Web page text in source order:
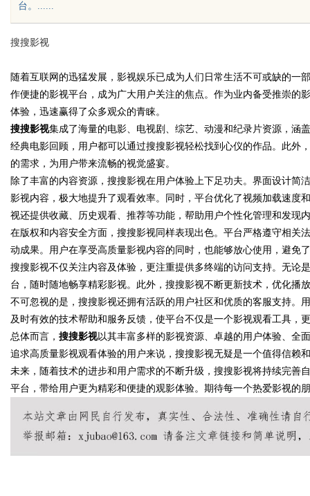
uz
!
Bo
台。......
搜搜影视
随着互联网的迅猛发展，影视娱乐已成为人们日常生活不可或缺的一
作便捷的影视平台，成为广大用户关注的焦点。作为业内备受推崇的
体验，迅速赢得了众多观众的青睐。
搜搜影视集成了海量的电影、电视剧、综艺、动漫和纪录片资源，涵
经典电影回顾，用户都可以通过搜搜影视轻松找到心仪的作品。此外
的需求，为用户带来流畅的视觉盛宴。
除了丰富的内容资源，搜搜影视在用户体验上下足功夫。界面设计简
影视内容，极大地提升了观看效率。同时，平台优化了视频加载速度
视还提供收藏、历史观看、推荐等功能，帮助用户个性化管理和发现
在版权和内容安全方面，搜搜影视同样表现出色。平台严格遵守相关
动成果。用户在享受高质量影视内容的同时，也能够放心使用，避免
搜搜影视不仅关注内容及体验，更注重提供多终端的访问支持。无论
台，随时随地畅享精彩影视。此外，搜搜影视不断更新技术，优化播
不可忽视的是，搜搜影视还拥有活跃的用户社区和优质的客服支持。
及时有效的技术帮助和服务反馈，使平台不仅是一个影视观看工具，
总体而言， 搜搜影视以其丰富多样的影视资源、卓越的用户体验、全
追求高质量影视观看体验的用户来说，搜搜影视无疑是一个值得信赖
未来，随着技术的进步和用户需求的不断升级，搜搜影视将持续完善
平台，带给用户更为精彩和便捷的观影体验。期待每一个热爱影视的
配眼镜
品、九类杂项合规全品类承运解